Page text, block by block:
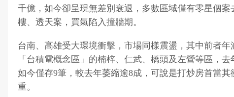
千億，如今卻呈現無差別衰退，多數區域僅有零星個案
樓、透天案，買氣陷入撞牆期。
台南、高雄受大環境衝擊，市場同樣震盪，其中前者年
「台積電概念區」的楠梓、仁武、橋頭及左營等區，去
如今僅存9筆，較去年萎縮逾8成，可說是打炒房首當
重。